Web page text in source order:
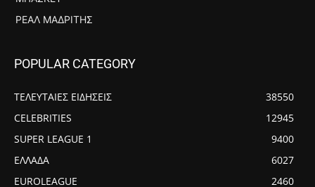
ΡΕΆΛ ΜΑΔΡΊΤΗΣ
POPULAR CATEGORY
ΤΕΛΕΥΤΑΙΕΣ ΕΙΔΗΣΕΙΣ
38550
CELEBRITIES
12945
SUPER LEAGUE 1
9400
ΕΛΛΑΔΑ
6027
EUROLEAGUE
2460